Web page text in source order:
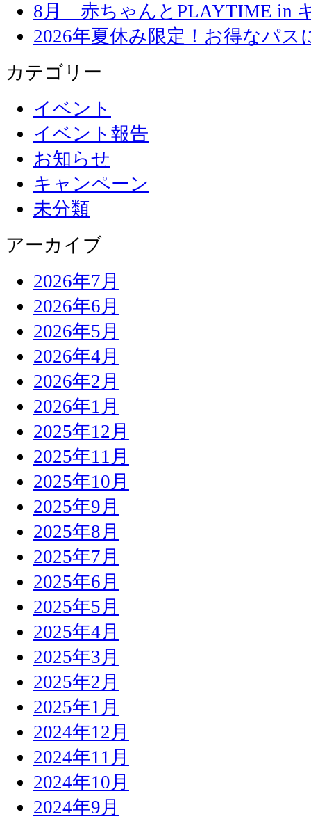
8月 赤ちゃんとPLAYTIME in
2026年夏休み限定！お得なパス
カテゴリー
イベント
イベント報告
お知らせ
キャンペーン
未分類
アーカイブ
2026年7月
2026年6月
2026年5月
2026年4月
2026年2月
2026年1月
2025年12月
2025年11月
2025年10月
2025年9月
2025年8月
2025年7月
2025年6月
2025年5月
2025年4月
2025年3月
2025年2月
2025年1月
2024年12月
2024年11月
2024年10月
2024年9月